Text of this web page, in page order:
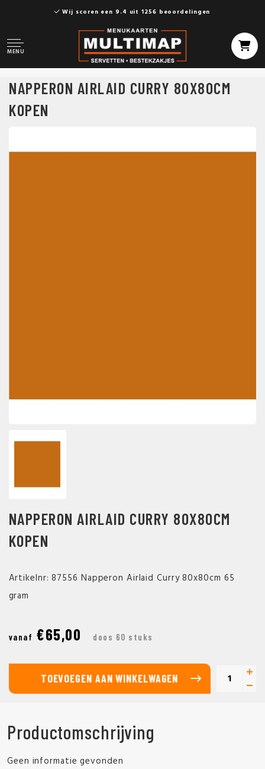
Wij scoren een 9.4 uit 1256 beoordelingen
MENU
NAPPERON AIRLAID CURRY 80X80CM
KOPEN
NAPPERON AIRLAID CURRY 80X80CM
KOPEN
Artikelnr: 87556 Napperon Airlaid Curry 80x80cm 65
gram
vanaf €65,00 doos 60 stuks
TOEVOEGEN AAN WINKELWAGEN
Productomschrijving
Geen informatie gevonden